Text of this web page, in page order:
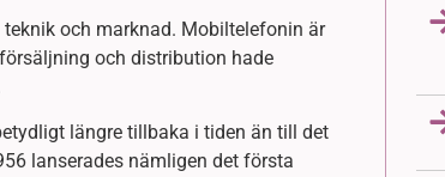
och marknad. Mobiltelefonin är
och distribution hade
längre tillbaka i tiden än till det
lanserades nämligen det första